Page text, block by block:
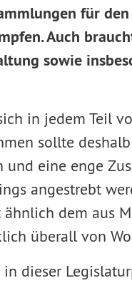
für
Auch
sowie
in jedem Teil
sollte
und eine enge
angestrebt
dem aus
überall von
dieser